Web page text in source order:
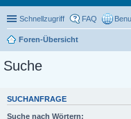
Schnellzugriff FAQ
Foren-Übersicht
Suche
SUCHANFRAGE
Suche nach Wörtern: